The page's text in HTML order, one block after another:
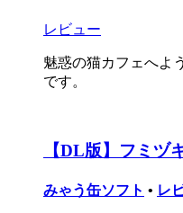
レビュー
魅惑の猫カフェへよ
です。
【DL版】フミヅ
みゃう缶ソフト • レ